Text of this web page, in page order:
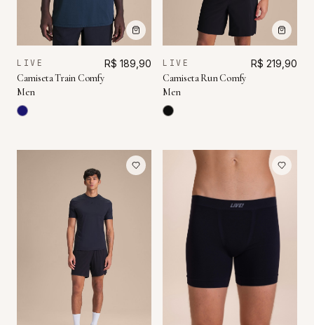
LIVE
Camiseta Train Comfy
Men
R$ 189,90 LIVE
Camiseta Run Comfy
Men
R$ 219,90